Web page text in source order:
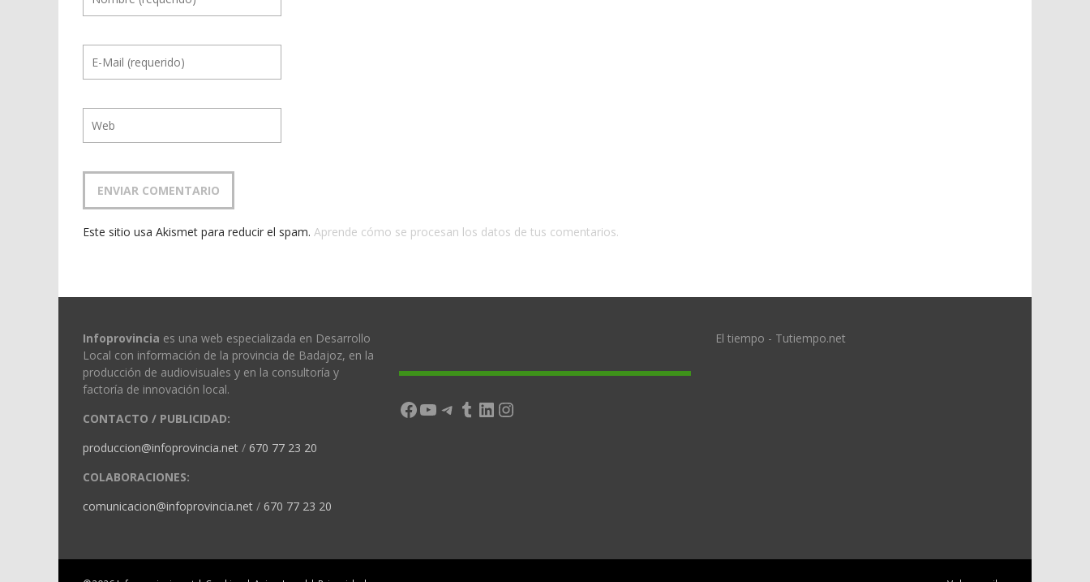
Este sitio usa Akismet para reducir el spam. Aprende cómo se procesan los datos de tus comentarios.
Infoprovincia es una web especializada en Desarrollo
Local con información de la provincia de Badajoz, en la
producción de audiovisuales y en la consultoría y
factoría de innovación local.
CONTACTO / PUBLICIDAD:
produccion@infoprovincia.net / 670 77 23 20
COLABORACIONES:
comunicacion@infoprovincia.net / 670 77 23 20
Facebook
YouTube
Telegram
Tumblr
LinkedIn
Instagram
El tiempo - Tutiempo.net